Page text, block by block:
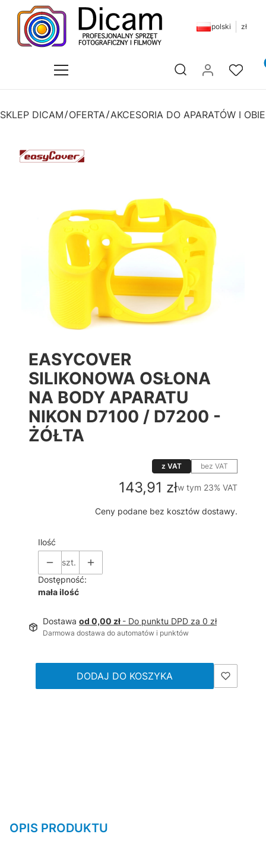
polski zł
Otwórz wyszukiwarkę
SKLEP DICAM OFERTA AKCESORIA DO APARATÓW I
EASYCOVER
SILIKONOWA OSŁONA
NA BODY APARATU
NIKON D7100 / D7200 -
ŻÓŁTA
z VAT bez VAT
Cena
143,91 złw tym 23% VAT
w tym 23% VAT
Ceny podane bez kosztów dostawy.
Ilość
szt.
Dostępność:
mała ilość
Dostawa od 0,00 zł - Do punktu DPD za 0 zł
Darmowa dostawa do automatów i punktów
DODAJ DO KOSZYKA
OPIS PRODUKTU